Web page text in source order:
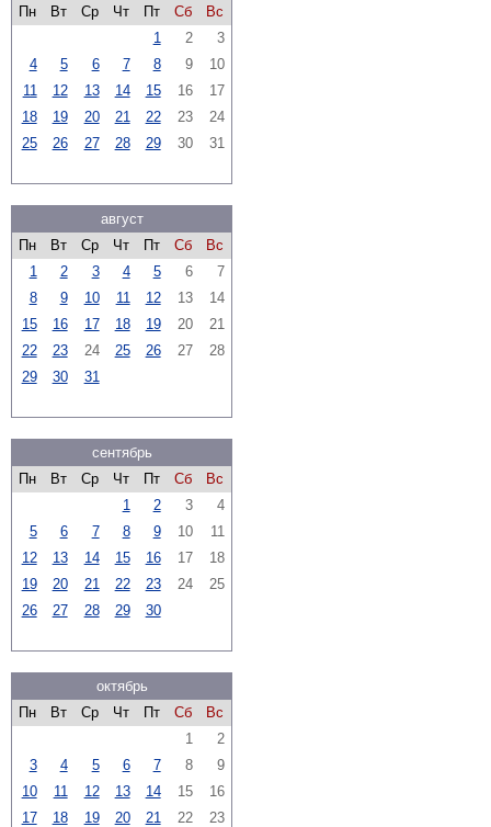
Пн
Вт Ср Чт Пт Сб
Вс
1
2
3
4
5 6 7 8 9
10
11
12 13 14 15 16
17
18
19 20 21 22 23
24
25
26 27 28 29 30 31
август
Пн
Вт Ср Чт Пт Сб
Вс
1
2 3 4 5 6
7
8
9 10 11 12 13
14
15
16 17 18 19 20
21
22
23 24 25 26 27
28
29
30 31
сентябрь
Пн
Вт Ср Чт Пт Сб
Вс
1
2 3
4
5
6 7 8 9 10
11
12
13 14 15 16 17
18
19
20 21 22 23 24
25
26
27 28 29 30
октябрь
Пн
Вт Ср Чт Пт Сб
Вс
1
2
3
4 5 6 7 8
9
10
11 12 13 14 15
16
17
18 19 20 21 22
23